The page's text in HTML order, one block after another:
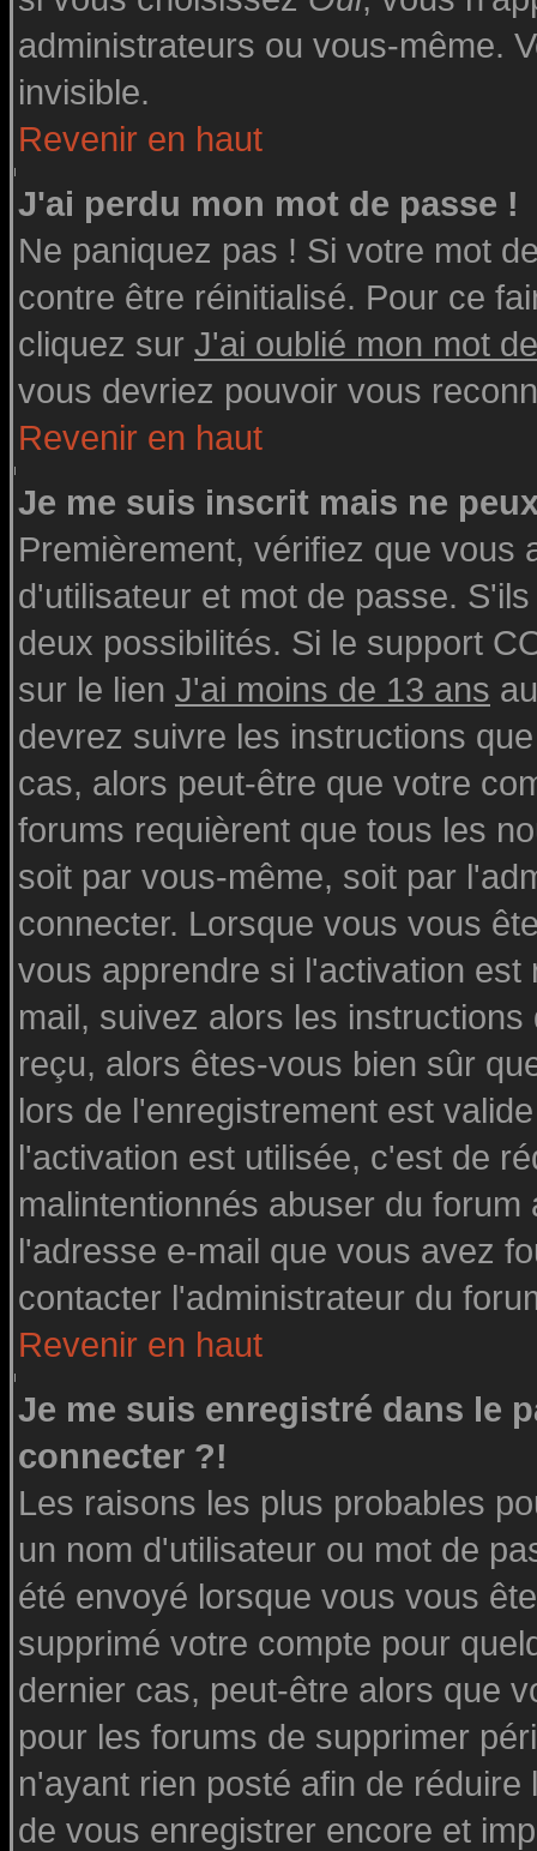
administrateurs ou vous-même.
invisible.
Revenir en haut
J'ai perdu mon mot de passe !
Ne paniquez pas ! Si votre mot
contre être réinitialisé. Pour ce
cliquez sur J'ai oublié mon mot
vous devriez pouvoir vous
Revenir en haut
Je me suis inscrit mais ne
Premièrement, vérifiez que
d'utilisateur et mot de passe.
deux possibilités. Si le support
sur le lien J'ai moins de 13 ans
devrez suivre les instructions
cas, alors peut-être que votre
forums requièrent que tous les
soit par vous-même, soit par
connecter. Lorsque vous vous
vous apprendre si l'activation
mail, suivez alors les
reçu, alors êtes-vous bien sûr
lors de l'enregistrement est
l'activation est utilisée, c'est de
malintentionnés abuser du
l'adresse e-mail que vous avez
contacter l'administrateur du
Revenir en haut
Je me suis enregistré dans le
connecter ?!
Les raisons les plus probables
un nom d'utilisateur ou mot de
été envoyé lorsque vous vous
supprimé votre compte pour
dernier cas, peut-être alors que
pour les forums de supprimer
n'ayant rien posté afin de
de vous enregistrer encore et